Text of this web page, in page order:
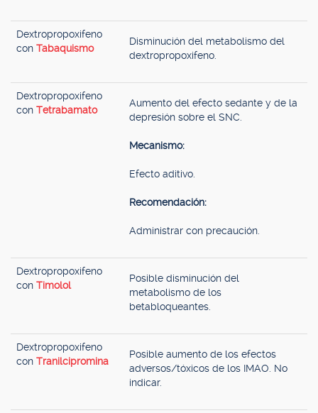
Dextropropoxifeno
con Tabaquismo
Disminución del metabolismo del
dextropropoxifeno.
Dextropropoxifeno
con Tetrabamato
Aumento del efecto sedante y de la
depresión sobre el SNC.
Mecanismo:
Efecto aditivo.
Recomendación:
Administrar con precaución.
Dextropropoxifeno
con Timolol
Posible disminución del
metabolismo de los
betabloqueantes.
Dextropropoxifeno
con Tranilcipromina
Posible aumento de los efectos
adversos/tóxicos de los IMAO. No
indicar.